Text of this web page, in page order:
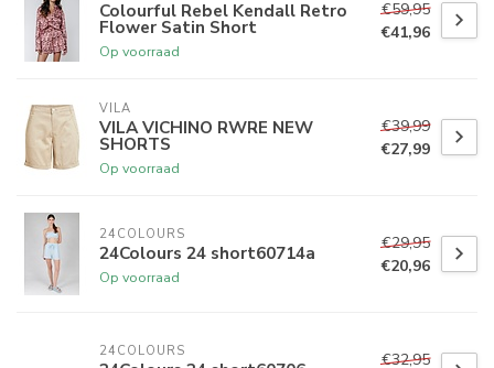
Colourful Rebel Kendall Retro
Flower Satin Short
Op voorraad
€59,95
€41,96
VILA
VILA VICHINO RWRE NEW
SHORTS
Op voorraad
€39,99
€27,99
24COLOURS
24Colours 24 short60714a
Op voorraad
€29,95
€20,96
24COLOURS
€32,95